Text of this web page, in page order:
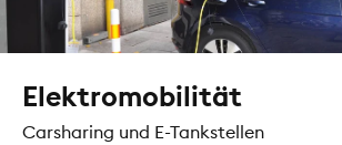
Elektromobilität
Carsharing und E-Tankstellen